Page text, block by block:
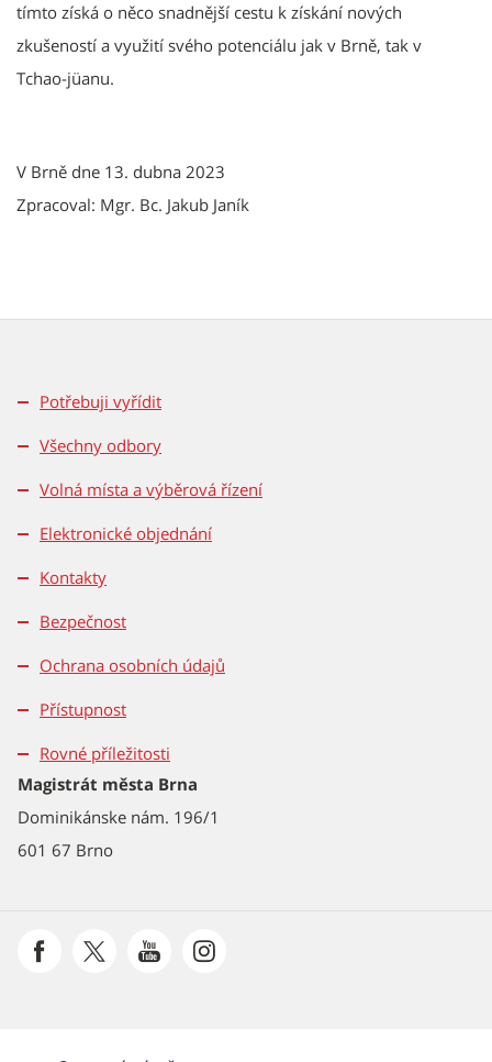
tímto získá o něco snadnější cestu k získání nových
zkušeností a využití svého potenciálu jak v Brně, tak v
Tchao-jüanu.
V Brně dne 13. dubna 2023
Zpracoval: Mgr. Bc. Jakub Janík
Potřebuji vyřídit
Všechny odbory
Volná místa a výběrová řízení
Elektronické objednání
Kontakty
Bezpečnost
Ochrana osobních údajů
Přístupnost
Rovné příležitosti
Magistrát města Brna
Dominikánske nám. 196/1
601 67 Brno